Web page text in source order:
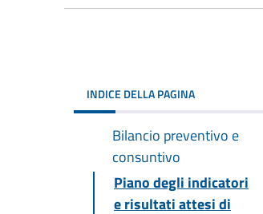
INDICE DELLA PAGINA
Bilancio preventivo e
consuntivo
Piano degli indicatori
e risultati attesi di